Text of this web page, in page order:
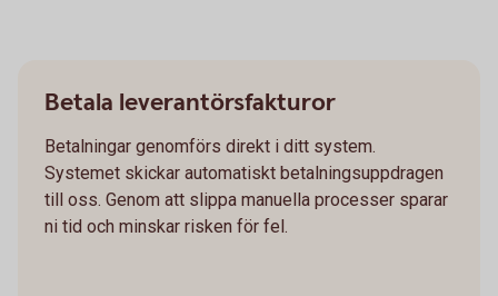
Betala leverantörsfakturor
Betalningar genomförs direkt i ditt system.
Systemet skickar automatiskt betalningsuppdragen
till oss. Genom att slippa manuella processer sparar
ni tid och minskar risken för fel.